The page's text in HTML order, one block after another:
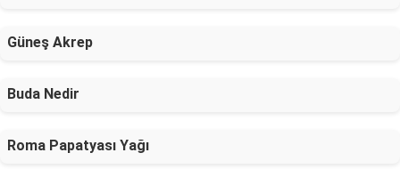
Güneş Akrep
Buda Nedir
Roma Papatyası Yağı